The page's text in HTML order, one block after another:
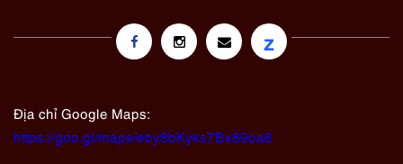
z
Địa chỉ Google Maps:
https://goo.gl/maps/eby8bKyks7Bx89oa6